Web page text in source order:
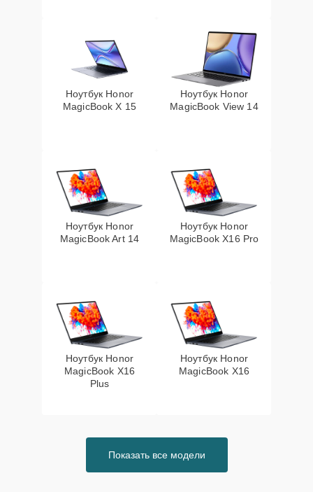
Ноутбук Honor
MagicBook X 15
Ноутбук Honor
MagicBook View 14
Ноутбук Honor
MagicBook Art 14
Ноутбук Honor
MagicBook X16 Pro
Ноутбук Honor
MagicBook X16
Plus
Ноутбук Honor
MagicBook X16
Показать все модели